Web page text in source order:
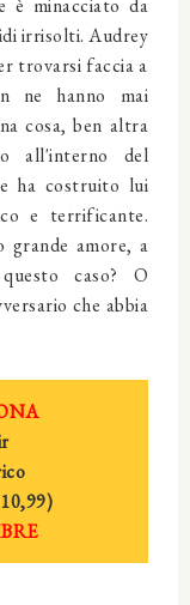
è minacciato da
irrisolti. Audrey
trovarsi faccia a
ne hanno mai
cosa, ben altra
all'interno del
ha costruito lui
e terrificante.
grande amore, a
caso? O
che abbia